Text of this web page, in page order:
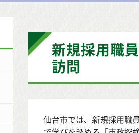
新規採用職
訪問
仙台市では、新規採用職